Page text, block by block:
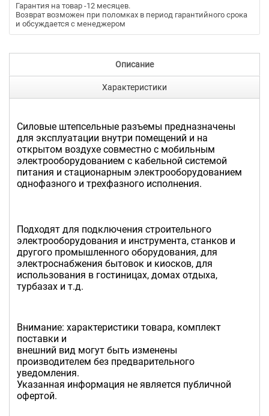
Гарантия на товар -12 месяцев.
Возврат возможен при поломках в период гарантийного срока
и обсуждается с менеджером
Описание
Характеристики
Силовые штепсельные разъемы предназначены
для эксплуатации внутри помещений и на
открытом воздухе совместно с мобильным
электрооборудованием с кабельной системой
питания и стационарным электрооборудованием
однофазного и трехфазного исполнения.
Подходят для подключения строительного
электрооборудования и инструмента, станков и
другого промышленного оборудования, для
электроснабжения бытовок и киосков, для
использования в гостиницах, домах отдыха,
турбазах и т.д.
Внимание: характеристики товара, комплект
поставки и
внешний вид могут быть изменены
производителем без предварительного
уведомления.
Указанная информация не является публичной
офертой.